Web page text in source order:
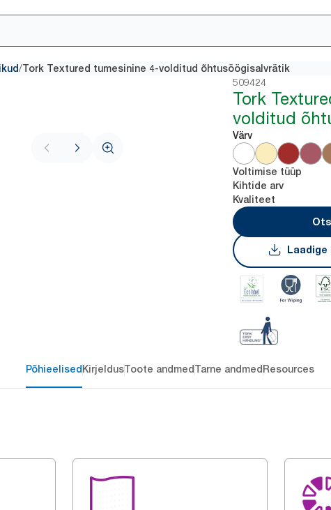
/Tork Textured tumesinine 4-volditud õhtusöögisalvrätik
509424
Tork
volditud
Värv
Voltimise tüüp
Kihtide arv
Kvaliteet
Põhieelised KirjeldusToote andmedTarne andmed Resources